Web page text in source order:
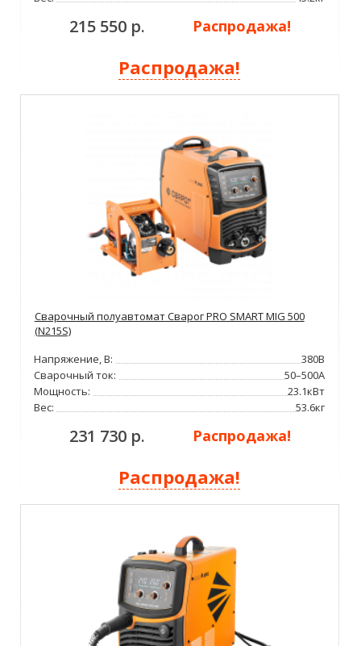
215 550 р. Распродажа!
Распродажа!
Сварочный полуавтомат Сварог PRO SMART MIG 500
(N215S)
Напряжение, В:
380В
Сварочный ток:
50–500А
Мощность:
23.1кВт
Вес:
53.6кг
231 730 р. Распродажа!
Распродажа!